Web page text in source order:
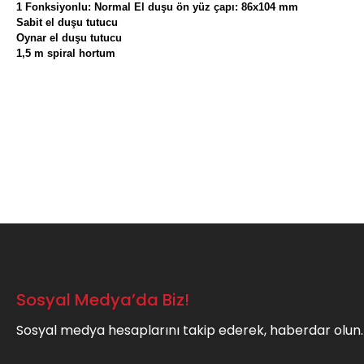
1 Fonksiyonlu: Normal El duşu ön yüz çapı: 86x104 mm
Sabit el duşu tutucu
Oynar el duşu tutucu
1,5 m spiral hortum
Sosyal Medya’da Biz!
Sosyal medya hesaplarını takip ederek, haberdar olun.